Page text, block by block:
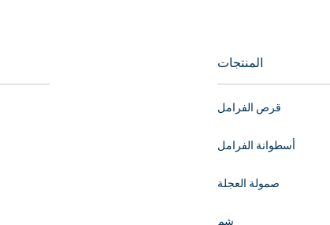
المنتجات
قرص الفرامل
أسطوانة الفرامل
صمولة العجلة
شِم